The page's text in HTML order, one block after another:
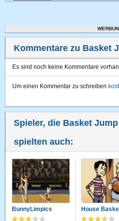
Kommentare zu Basket
Es sind noch keine Kommentare
Um einen Kommentar zu schreiben
Spieler, die Basket
spielten auch:
BunnyLimpics House